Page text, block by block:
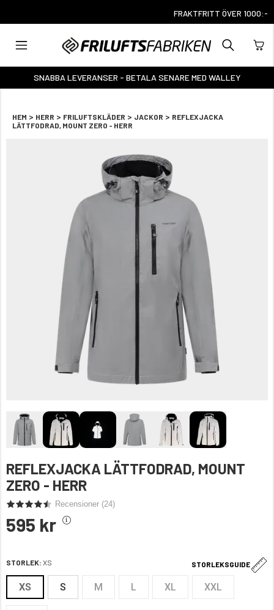
FRAKTFRITT ÖVER 1000:-
SNABBA LEVERANSER - BETALA SENARE MED WALLEY
HEM > HERR > FRILUFTSKLÄDER > JACKOR > REFLEXJACKA
LÄTTFODRAD, MOUNT ZERO - HERR
REFLEXJACKA LÄTTFODRAD, MOUNT
ZERO - HERR
Recensioner (24)
595 kr
STORLEK: XS STORLEKSGUIDE
XS S M L XL XXL